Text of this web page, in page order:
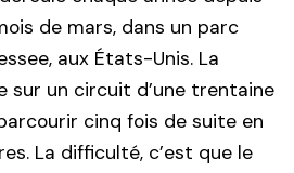
de mars, dans un parc
aux États-Unis. La
sur un circuit d’une trentaine
cinq fois de suite en
La difficulté, c’est que le